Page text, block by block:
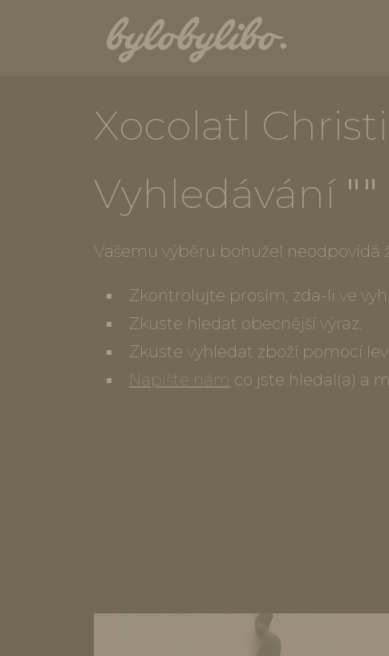
Xocolatl
Vyhledávání ""
Vašemu výběru bohužel neodpovídá
Zkontrolujte prosím, zda-li ve
Zkuste hledat obecnější výraz.
Zkuste vyhledat zboží pomocí
Napište nám co jste hledal(a) a